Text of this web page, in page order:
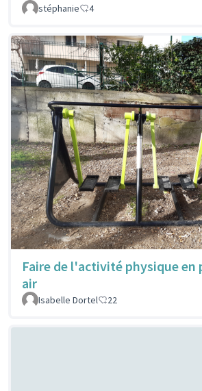
stéphanie
4
Faire de l'activité physique en
air
Isabelle Dortel 22